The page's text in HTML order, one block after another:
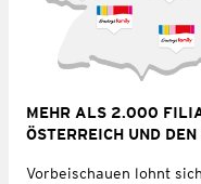
MEHR ALS 2.000
ÖSTERREICH UND
Vorbeischauen lohnt